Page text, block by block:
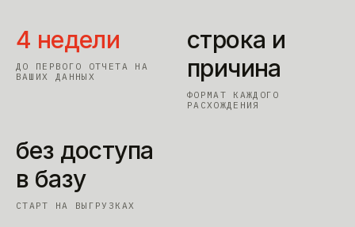
4 недели
ДО ПЕРВОГО ОТЧЕТА НА
ВАШИХ ДАННЫХ
строка и
причина
ФОРМАТ КАЖДОГО
РАСХОЖДЕНИЯ
без доступа
в базу
СТАРТ НА ВЫГРУЗКАХ